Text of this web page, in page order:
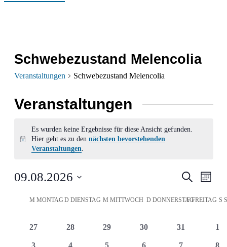
Schwebezustand Melencolia
Veranstaltungen Schwebezustand Melencolia
Veranstaltungen
Hinweis
Es wurden keine Ergebnisse für diese Ansicht gefunden.
Hier geht es zu dennächsten bevorstehenden
Veranstaltungen.
Suche
SucheMonat
09.08.2026
wählen.
Kalender
von
Veranstaltungen
MMONTAG DDIENSTAG M MITTWOCH D DONNERSTAG
FFREITAG S
0
27
0
28
0
29
0
30
0
31
0
1
0
0
0
0
0
0